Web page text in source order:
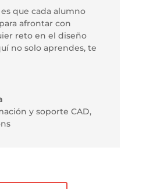
que cada alumno
afrontar con
reto en el diseño
no solo aprendes, te
y soporte CAD,